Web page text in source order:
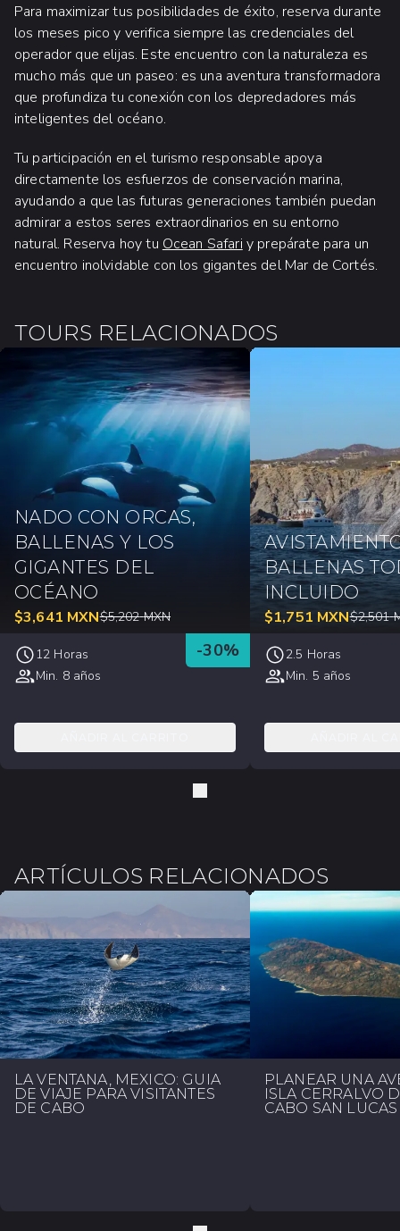
Para maximizar tus posibilidades de éxito, reserva durante
los meses pico y verifica siempre las credenciales del
operador que elijas. Este encuentro con la naturaleza es
mucho más que un paseo: es una aventura transformadora
que profundiza tu conexión con los depredadores más
inteligentes del océano.
Tu participación en el turismo responsable apoya
directamente los esfuerzos de conservación marina,
ayudando a que las futuras generaciones también puedan
admirar a estos seres extraordinarios en su entorno
natural. Reserva hoy tu Ocean Safari y prepárate para un
encuentro inolvidable con los gigantes del Mar de Cortés.
TOURS RELACIONADOS
NADO CON ORCAS,
BALLENAS Y LOS
GIGANTES DEL
OCÉANO
$3,641 MXN$5,202 MXN
-30%
12 Horas
Min. 8 años
BALLENAS
INCLUIDO
$1,751 MXN$2,501
2.5 Horas
Min. 5 años
ARTÍCULOS RELACIONADOS
LA VENTANA, MÉXICO: GUÍA
DE VIAJE PARA VISITANTES
DE CABO
PLANEAR UNA
ISLA CERRALVO
CABO SAN LUCAS